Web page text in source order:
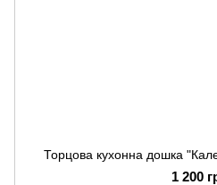
Торцова кухонна дошка
1 200